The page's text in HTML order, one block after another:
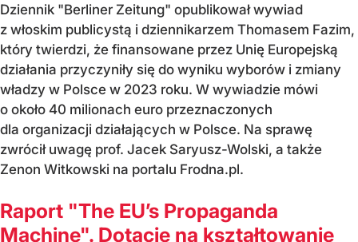
Dziennik "Berliner Zeitung" opublikował wywiad
z włoskim publicystą i dziennikarzem Thomasem Fazim,
który twierdzi, że finansowane przez Unię Europejską
działania przyczyniły się do wyniku wyborów i zmiany
władzy w Polsce w 2023 roku. W wywiadzie mówi
o około 40 milionach euro przeznaczonych
dla organizacji działających w Polsce. Na sprawę
zwrócił uwagę prof. Jacek Saryusz-Wolski, a także
Zenon Witkowski na portalu Frodna.pl.
Raport "The EU’s Propaganda
Machine". Dotacje na kształtowanie